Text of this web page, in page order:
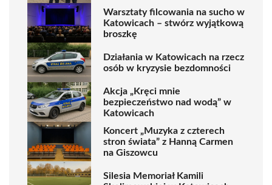
Warsztaty filcowania na sucho w
Katowicach – stwórz wyjątkową
broszkę
Działania w Katowicach na rzecz
osób w kryzysie bezdomności
Akcja „Kręci mnie
bezpieczeństwo nad wodą” w
Katowicach
Koncert „Muzyka z czterech
stron świata” z Hanną Carmen
na Giszowcu
Silesia Memoriał Kamili